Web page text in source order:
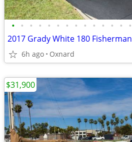
• • • • • • • • • • • • • •
2017 Grady White 180 Fisherman
6h ago Oxnard
$31,900